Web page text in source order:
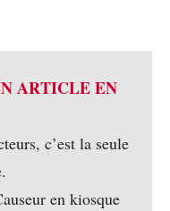
ARTICLE EN
c’est la seule
en kiosque